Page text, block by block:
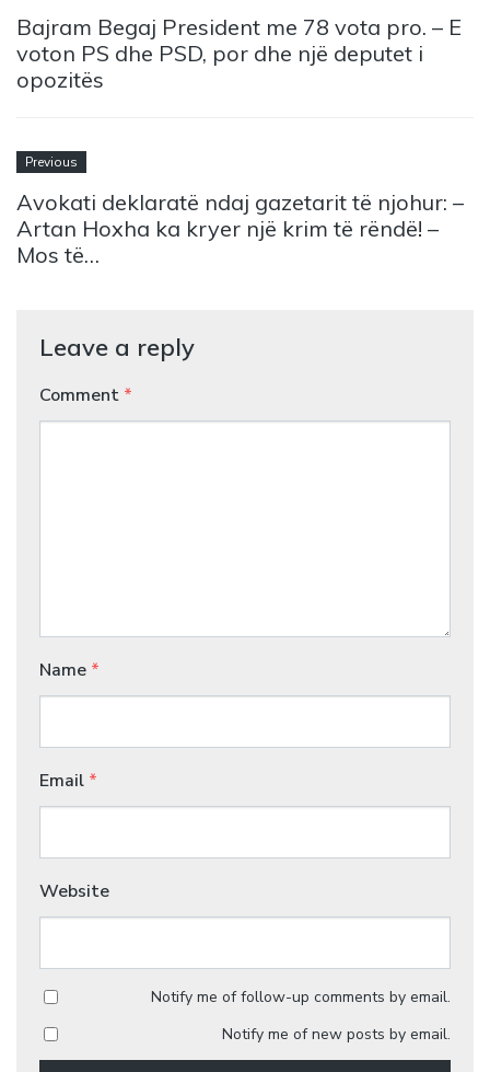
Bajram Begaj President me 78 vota pro. – E
voton PS dhe PSD, por dhe një deputet i
opozitës
Previous
Avokati deklaratë ndaj gazetarit të njohur: –
Artan Hoxha ka kryer një krim të rëndë! –
Mos të…
Leave a reply
Comment *
Name *
Email *
Website
Notify me of follow-up comments by email.
Notify me of new posts by email.